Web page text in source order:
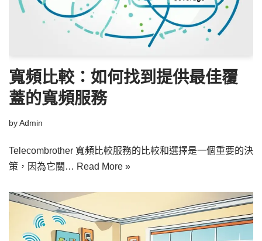
寬頻比較：如何找到提供最佳覆
蓋的寬頻服務
byAdmin
Telecombrother 寬頻比較服務的比較和選擇是一個重要的決
策，因為它關… Read More »